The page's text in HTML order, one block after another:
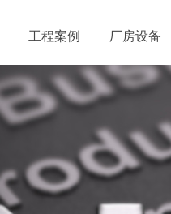
工程案例 厂房设备